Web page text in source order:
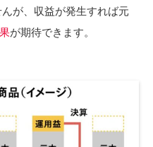
が、収益が発生すれば元
が期待できます。